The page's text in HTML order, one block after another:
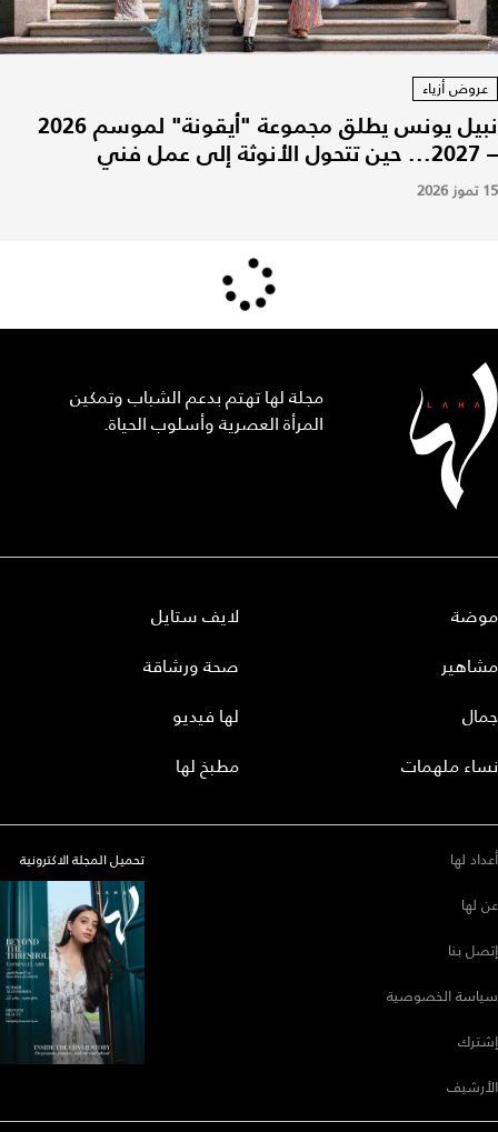
عروض أزياء
نبيل يونس يطلق مجموعة "أيقونة" لموسم 2026
– 2027... حين تتحول الأنوثة إلى عمل فني
15 تموز 2026
مجلة لها تهتم بدعم الشباب وتمكين
المرأة العصرية وأسلوب الحياة.
موضة
مشاهير
جمال
نساء ملهمات
لايف ستايل
صحة ورشاقة
لها فيديو
مطبخ لها
أعداد لها
عن لها
إتصل بنا
سياسة الخصوصية
إشترك
الأرشيف
تحميل المجلة الاكترونية